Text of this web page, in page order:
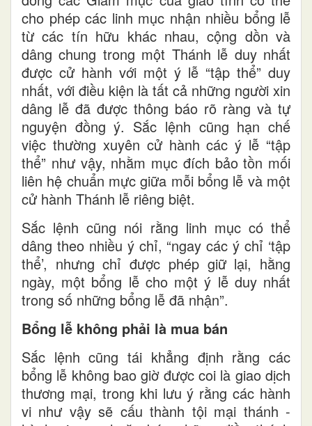
cho phép các linh mục nhận nhiều bổng lễ
từ các tín hữu khác nhau, cộng dồn và
dâng chung trong một Thánh lễ duy nhất
được cử hành với một ý lễ “tập thể” duy
nhất, với điều kiện là tất cả những người xin
dâng lễ đã được thông báo rõ ràng và tự
nguyện đồng ý. Sắc lệnh cũng hạn chế
việc thường xuyên cử hành các ý lễ “tập
thể” như vậy, nhằm mục đích bảo tồn mối
liên hệ chuẩn mực giữa mỗi bổng lễ và một
cử hành Thánh lễ riêng biệt.
Sắc lệnh cũng nói rằng linh mục có thể
dâng theo nhiều ý chỉ, “ngay các ý chỉ ‘tập
thể’, nhưng chỉ được phép giữ lại, hằng
ngày, một bổng lễ cho một ý lễ duy nhất
trong số những bổng lễ đã nhận”.
Bổng lễ không phải là mua bán
Sắc lệnh cũng tái khẳng định rằng các
bổng lễ không bao giờ được coi là giao dịch
thương mại, trong khi lưu ý rằng các hành
vi như vậy sẽ cấu thành tội mại thánh -